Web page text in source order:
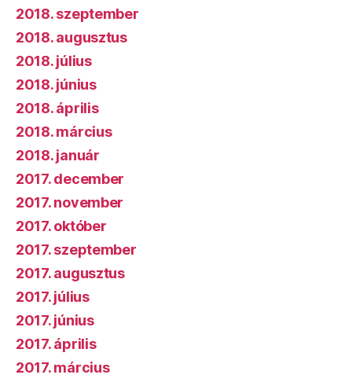
2018. szeptember
2018. augusztus
2018. július
2018. június
2018. április
2018. március
2018. január
2017. december
2017. november
2017. október
2017. szeptember
2017. augusztus
2017. július
2017. június
2017. április
2017. március